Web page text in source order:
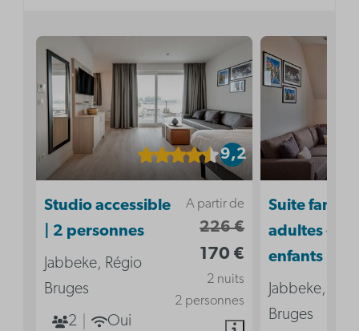
9,2
A partir de
226 €
170 €
2 nuits
2 personnes
Studio accessible
| 2 personnes
Jabbeke, Régio
Bruges
2
Oui
Suite
adultes - 3
enfants
Jabbeke,
Bruges